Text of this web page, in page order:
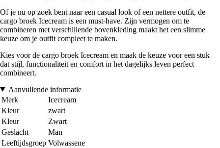
Of je nu op zoek bent naar een casual look of een nettere outfit, de
cargo broek Icecream is een must-have. Zijn vermogen om te
combineren met verschillende bovenkleding maakt het een slimme
keuze om je outfit compleet te maken.
Kies voor de cargo broek Icecream en maak de keuze voor een stuk
dat stijl, functionaliteit en comfort in het dagelijks leven perfect
combineert.
Aanvullende informatie
Merk
Icecream
Kleur
zwart
Kleur
Zwart
Geslacht
Man
Leeftijdsgroep Volwassene